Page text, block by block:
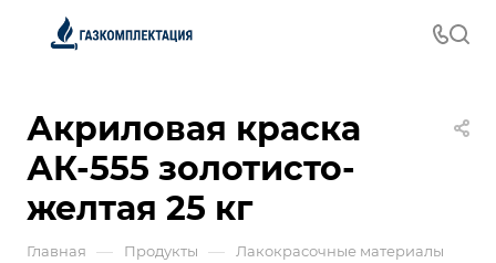
Акриловая краска
АК-555 золотисто-
желтая 25 кг
Главная — Продукты — Лакокрасочные материалы